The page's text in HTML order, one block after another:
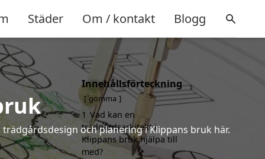
Städer Om / kontakt Blogg
och planering i Klippans bruk här.
Innehållsförteckning
gömma
1 Vad kan en
trädgårdsarkitekt i
Klippans bruk hjälpa till
med?